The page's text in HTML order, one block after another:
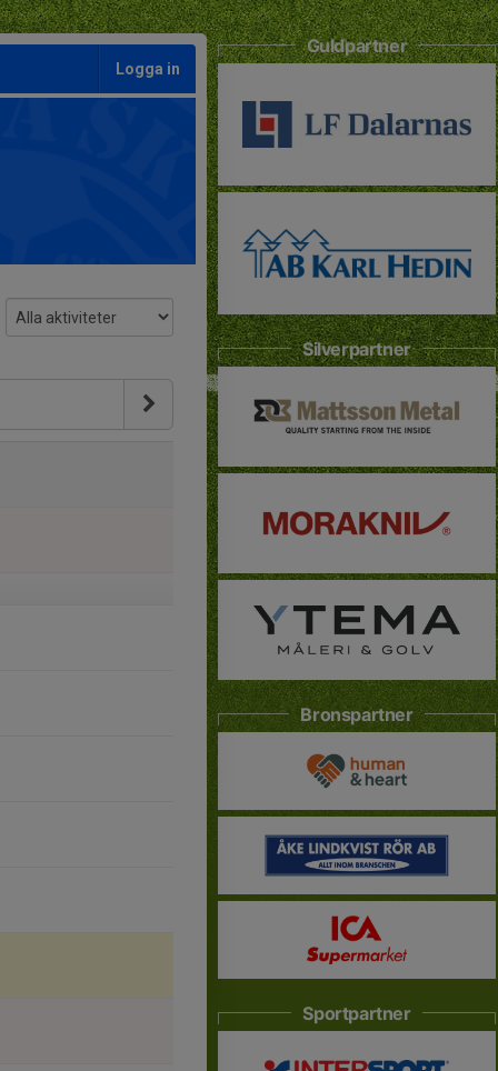
Logga in
Guldpartner
Silverpartner
Bronspartner
Sportpartner